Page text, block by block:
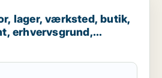
værksted, butik, klinik, restaurant,
lager, værksted, butik,
erhvervsgrund,
hotel,
eller garage til salg i